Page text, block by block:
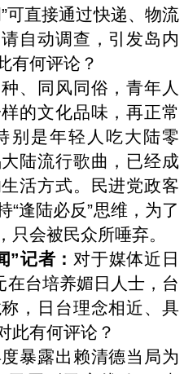
可直接通过快递、物流
自动调查，引发岛内
有何评论？
、同风同俗，青年人
的文化品味，再正常
别是年轻人吃大陆零
陆流行歌曲，已经成
活方式。民进党政客
“逢陆必反”思维，为了
只会被民众所唾弃。
”记者： 对于媒体近日
台培养媚日人士，台
，日台理念相近、具
此有何评论？
暴露出赖清德当局为